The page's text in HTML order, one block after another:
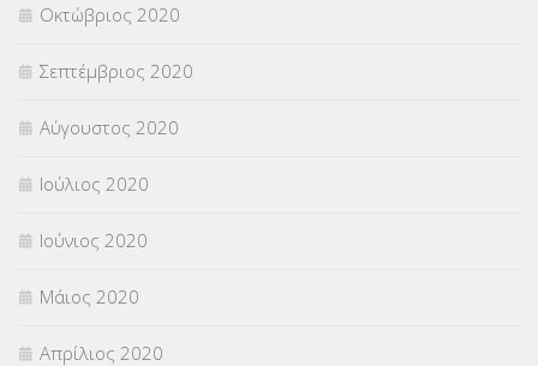
Οκτώβριος 2020
Σεπτέμβριος 2020
Αύγουστος 2020
Ιούλιος 2020
Ιούνιος 2020
Μάιος 2020
Απρίλιος 2020